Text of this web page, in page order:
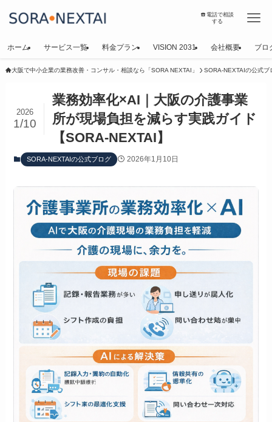
☎️電話で相談
する
ホーム サービス一覧 料金プラン VISION 2031 会社概要 ブロ
大阪で中小企業の業務改善・コンサル・相談なら「SORA NEXTAI」 SORA-NEXTAIの公式ブ
業務効率化×AI｜大阪の介護事業
所が現場負担を減らす実践ガイド
【SORA-NEXTAI】
2026
1/10
SORA-NEXTAIの公式ブログ 2026年1月10日